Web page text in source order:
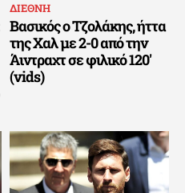
ΔΙΕΘΝΗ
Βασικός ο Τζολάκης, ήττα
της Χαλ με 2-0 από την
Άιντραχτ σε φιλικό 120′
(vids)